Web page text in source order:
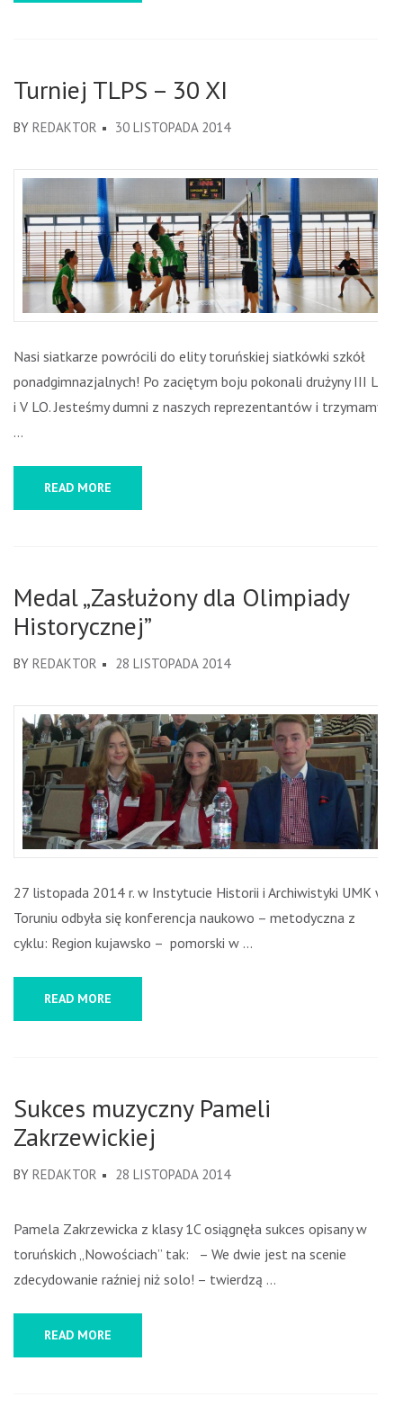
Turniej TLPS – 30 XI
BY REDAKTOR 30 LISTOPADA 2014
Nasi siatkarze powrócili do elity toruńskiej siatkówki szkół
ponadgimnazjalnych! Po zaciętym boju pokonali drużyny III LO
i V LO. Jesteśmy dumni z naszych reprezentantów i trzymamy
…
READ MORE
Medal „Zasłużony dla Olimpiady
Historycznej”
BY REDAKTOR 28 LISTOPADA 2014
27 listopada 2014 r. w Instytucie Historii i Archiwistyki UMK w
Toruniu odbyła się konferencja naukowo – metodyczna z
cyklu: Region kujawsko – pomorski w …
READ MORE
Sukces muzyczny Pameli
Zakrzewickiej
BY REDAKTOR 28 LISTOPADA 2014
Pamela Zakrzewicka z klasy 1C osiągnęła sukces opisany w
toruńskich „Nowościach” tak: – We dwie jest na scenie
zdecydowanie raźniej niż solo! – twierdzą …
READ MORE